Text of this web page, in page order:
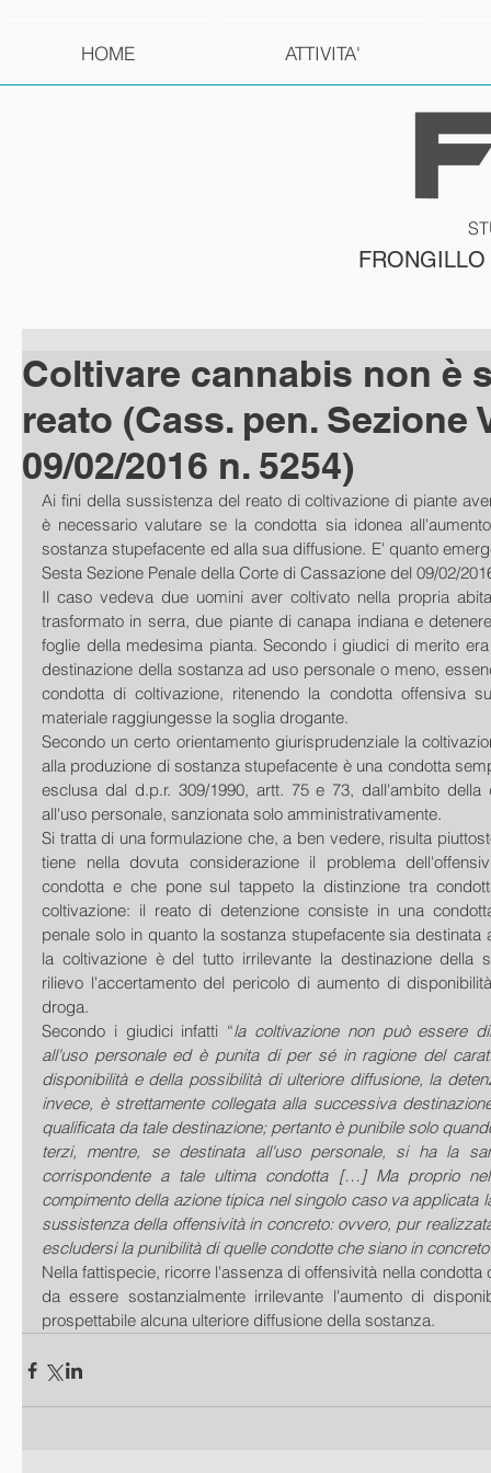
HOME ATTIVITA'
Coltivare cannabis non è
reato (Cass. pen. Sezione
09/02/2016 n. 5254)
Ai fini della sussistenza del reato di coltivazione di piante
è necessario valutare se la condotta sia idonea
sostanza stupefacente ed alla sua diffusione. E' quanto
Sesta Sezione Penale della Corte di Cassazione del 09/02/
Il caso vedeva due uomini aver coltivato nella propria
trasformato in serra, due piante di canapa indiana e
foglie della medesima pianta. Secondo i giudici di merito
destinazione della sostanza ad uso personale o meno,
condotta di coltivazione, ritenendo la condotta offensiva
materiale raggiungesse la soglia drogante.
Secondo un certo orientamento giurisprudenziale la
alla produzione di sostanza stupefacente è una condotta
esclusa dal d.p.r. 309/1990, artt. 75 e 73, dall'ambito della
all'uso personale, sanzionata solo amministrativamente.
Si tratta di una formulazione che, a ben vedere, risulta
tiene nella dovuta considerazione il problema
condotta e che pone sul tappeto la distinzione tra
coltivazione: il reato di detenzione consiste in una
penale solo in quanto la sostanza stupefacente sia destinata
la coltivazione è del tutto irrilevante la destinazione della
rilievo l'accertamento del pericolo di aumento di
droga.
Secondo i giudici infatti “la coltivazione non può essere
all'uso personale ed è punita di per sé in ragione del
disponibilità e della possibilità di ulteriore diffusione, la
invece, è strettamente collegata alla successiva
qualificata da tale destinazione; pertanto è punibile solo
terzi, mentre, se destinata all'uso personale, si ha la
corrispondente a tale ultima condotta […] Ma proprio
compimento della azione tipica nel singolo caso va applicata
sussistenza della offensività in concreto: ovvero, pur
escludersi la punibilità di quelle condotte che siano in
Nella fattispecie, ricorre l'assenza di offensività nella condotta
da essere sostanzialmente irrilevante l'aumento di
prospettabile alcuna ulteriore diffusione della sostanza.